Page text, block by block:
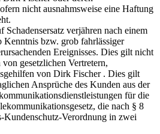
nicht ausnahmsweise eine Haftung
Schadensersatz verjähren nach einem
Kenntnis bzw. grob fahrlässiger
Ereignisses. Dies gilt nicht
gesetzlichen Vertretern,
von Dirk Fischer . Dies gilt
Ansprüche des Kunden aus der
für die
die nach § 8
Kundenschutz-Verordnung in zwei